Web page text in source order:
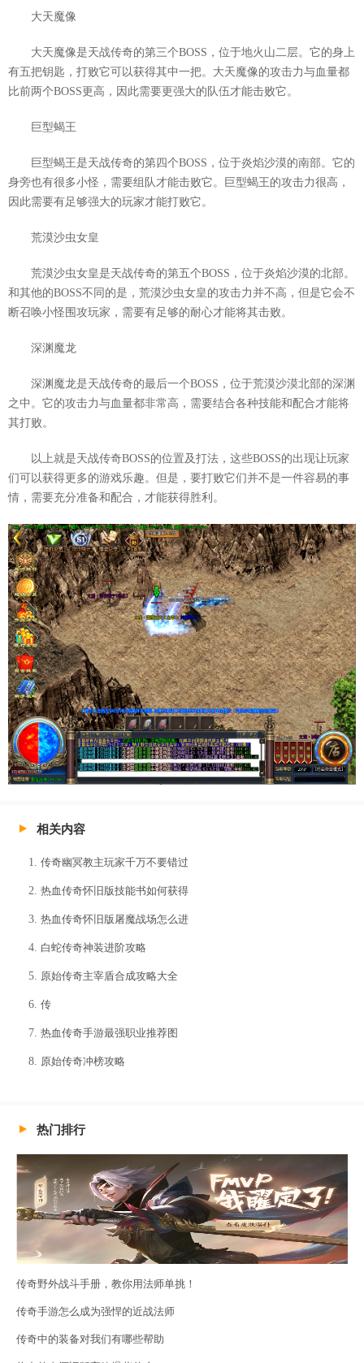
大天魔像
大天魔像是天战传奇的第三个BOSS，位于地火山二层。它的身上
有五把钥匙，打败它可以获得其中一把。大天魔像的攻击力与血量都
比前两个BOSS更高，因此需要更强大的队伍才能击败它。
巨型蝎王
巨型蝎王是天战传奇的第四个BOSS，位于炎焰沙漠的南部。它的
身旁也有很多小怪，需要组队才能击败它。巨型蝎王的攻击力很高，
因此需要有足够强大的玩家才能打败它。
荒漠沙虫女皇
荒漠沙虫女皇是天战传奇的第五个BOSS，位于炎焰沙漠的北部。
和其他的BOSS不同的是，荒漠沙虫女皇的攻击力并不高，但是它会不
断召唤小怪围攻玩家，需要有足够的耐心才能将其击败。
深渊魔龙
深渊魔龙是天战传奇的最后一个BOSS，位于荒漠沙漠北部的深渊
之中。它的攻击力与血量都非常高，需要结合各种技能和配合才能将
其打败。
以上就是天战传奇BOSS的位置及打法，这些BOSS的出现让玩家
们可以获得更多的游戏乐趣。但是，要打败它们并不是一件容易的事
情，需要充分准备和配合，才能获得胜利。
相关内容
传奇幽冥教主玩家千万不要错过
热血传奇怀旧版技能书如何获得
热血传奇怀旧版屠魔战场怎么进
白蛇传奇神装进阶攻略
原始传奇主宰盾合成攻略大全
传
热血传奇手游最强职业推荐图
原始传奇冲榜攻略
热门排行
传奇野外战斗手册，教你用法师单挑！
传奇手游怎么成为强悍的近战法师
传奇中的装备对我们有哪些帮助